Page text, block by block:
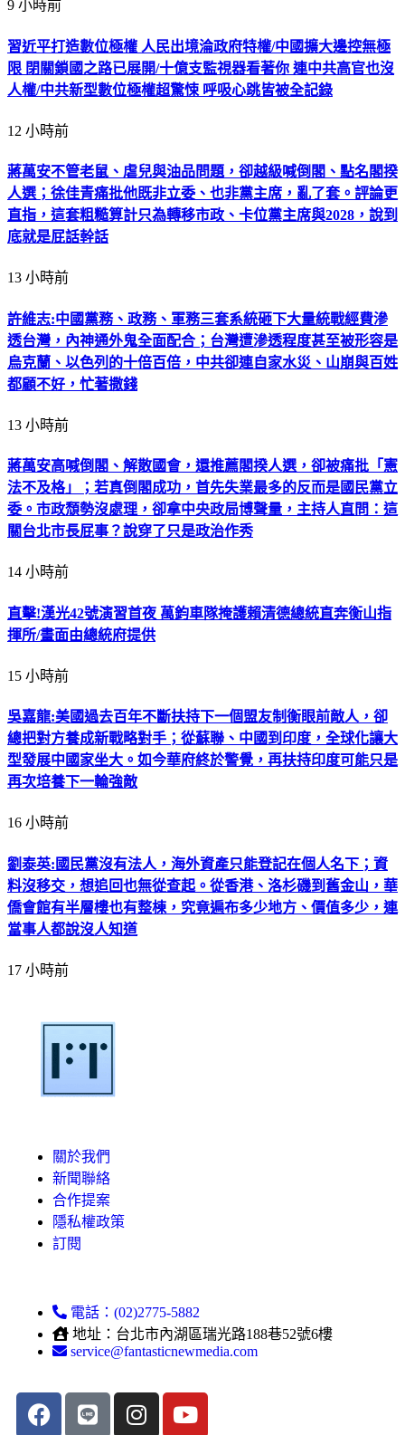
9 小時前
習近平打造數位極權 人民出境淪政府特權/中國擴大邊控無極
限 閉關鎖國之路已展開/十億支監視器看著你 連中共高官也沒
人權/中共新型數位極權超驚悚 呼吸心跳皆被全記錄
12 小時前
蔣萬安不管老鼠、虐兒與油品問題，卻越級喊倒閣、點名閣揆
人選；徐佳青痛批他既非立委、也非黨主席，亂了套。評論更
直指，這套粗糙算計只為轉移市政、卡位黨主席與2028，說到
底就是屁話幹話
13 小時前
許維志:中國黨務、政務、軍務三套系統砸下大量統戰經費滲
透台灣，內神通外鬼全面配合；台灣遭滲透程度甚至被形容是
烏克蘭、以色列的十倍百倍，中共卻連自家水災、山崩與百姓
都顧不好，忙著撒錢
13 小時前
蔣萬安高喊倒閣、解散國會，還推薦閣揆人選，卻被痛批「憲
法不及格」；若真倒閣成功，首先失業最多的反而是國民黨立
委。市政頹勢沒處理，卻拿中央政局博聲量，主持人直問：這
關台北市長屁事？說穿了只是政治作秀
14 小時前
直擊!漢光42號演習首夜 萬鈞車隊掩護賴清德總統直奔衡山指
揮所/畫面由總統府提供
15 小時前
吳嘉龍:美國過去百年不斷扶持下一個盟友制衡眼前敵人，卻
總把對方養成新戰略對手；從蘇聯、中國到印度，全球化讓大
型發展中國家坐大。如今華府終於警覺，再扶持印度可能只是
再次培養下一輪強敵
16 小時前
劉泰英:國民黨沒有法人，海外資產只能登記在個人名下；資
料沒移交，想追回也無從查起。從香港、洛杉磯到舊金山，華
僑會館有半層樓也有整棟，究竟遍布多少地方、價值多少，連
當事人都說沒人知道
17 小時前
關於我們
新聞聯絡
合作提案
隱私權政策
訂閱
電話：(02)2775-5882
地址：台北市內湖區瑞光路188巷52號6樓
service@fantasticnewmedia.com